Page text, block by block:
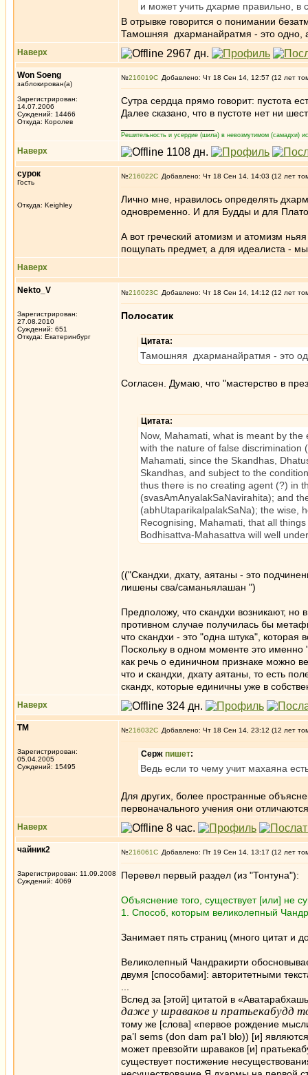
и может учить дхарме правильно, в
В отрывке говорится о понимании
Тамошняя дхарманайратмя - это одно,
Наверх
Won Soeng
заблокирован(а)
Зарегистрирован:
14.07.2006
Суждений: 14466
Откуда: Королев
№216019 Добавлено: Чт 18 Сен 14, 12:57 (12 лет
Сутра сердца прямо говорит: пустота
Далее сказано, что в пустоте нет ни
Решительность и усердие (шила) в невозмутимом (самадхи)
Наверх
сурок
Гость
Откуда: Keighley
№216022 Добавлено: Чт 18 Сен 14, 14:03 (12 лет
Лично мне, нравилось определять
одновременно. И для Будды и для
А вот греческий атомизм и атомизм
пощупать предмет, а для идеалиста -
Наверх
Nekto_V
Зарегистрирован:
27.08.2010
Суждений: 651
Откуда: Екатеринбург
№216023 Добавлено: Чт 18 Сен 14, 14:12 (12 лет
Полосатик
Цитата:
Тамошняя дхарманайратмя - это
Согласен. Думаю, что "мастерство в
Цитата:
Now, Mahamati, what is meant by
with the nature of false discrimination
Mahamati, since the Skandhas,
Skandhas, and subject to the
thus there is no creating agent (?) in
(svasAmAnyalakSaNavirahita); and
(abhUtaparikalpalakSaNa); the wise,
Recognising, Mahamati, that all
Bodhisattva-Mahasattva will well
(("Скандхи, дхату, аятаны - это
лишены сва/саманьялашан ")
Предположу, что скандхи возникают, но
противном случае получилась бы
что скандхи - это "одна штука", которая
Поскольку в одном моменте это именно
как речь о единичном признаке можно
что и скандхи, дхату аятаны, то есть
скандх, которые единичны уже в
Наверх
ТМ
Зарегистрирован:
05.04.2005
Суждений: 15495
№216032 Добавлено: Чт 18 Сен 14, 23:12 (12 лет
Серж пишет:
Ведь если то чему учит махаяна
Для других, более пространные
первоначального учения они
Наверх
чайник2
Зарегистрирован: 11.09.2008
Суждений: 4069
№216061 Добавлено: Пт 19 Сен 14, 13:17 (12 лет
Перевел первый раздел (из "Тонтуна"):
Объяснение того, существует [или] не
1. Способ, которым великолепный
Занимает пять страниц (много цитат и
Великолепный Чандракирти
двумя [способами]: авторитетными
Вслед за [этой] цитатой в
даже у шраваков и пратьекабудд
тому же [слова] «первое рождение
pa’I sems (don dam pa’I blo)) [и]
может превзойти шраваков [и]
существует постижение